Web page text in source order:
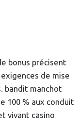
bonus précisent
de mise
bandit manchot
100 % aux conduit
vivant casino